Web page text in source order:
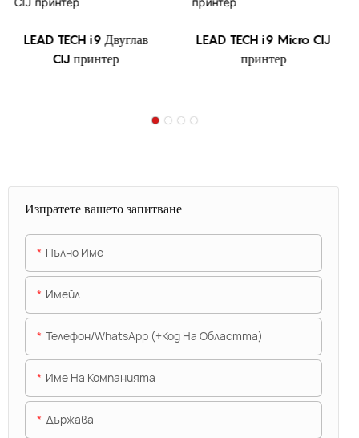
LEAD TECH i9 Двуглав
CIJ принтер
LEAD TECH i9 Micro CIJ
принтер
Изпратете вашето запитване
Пълно Име
Имейл
Телефон/WhatsApp (+Код На Областта)
Име На Компанията
Държава